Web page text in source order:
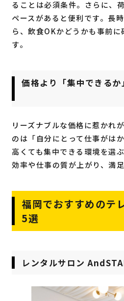
ることは必須条件。さらに、
ペースがあると便利です。長
ら、飲食OKかどうかも事前
す。
価格より「集中できるか
リーズナブルな価格に惹かれ
のは「自分にとって仕事がは
高くても集中できる環境を選
効率や仕事の質が上がり、満
福岡でおすすめのテ
5選
レンタルサロン